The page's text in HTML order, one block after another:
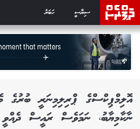
ސިޔާސީ ހަބަރު
އޮލިމްޕިކްސްގެ ޕްރިލިމިނަރީ ބުރުގެ
ނާކާމިޔާބު، ނަމަވެސް ރައީސް